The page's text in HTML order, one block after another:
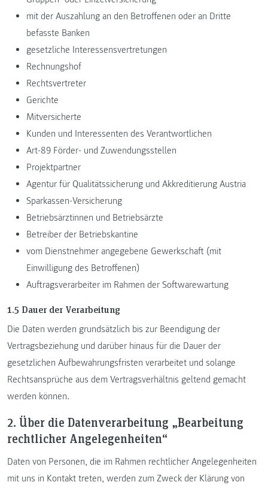
mit der Auszahlung an den Betroffenen oder an Dritte
befasste Banken
gesetzliche Interessensvertretungen
Rechnungshof
Rechtsvertreter
Gerichte
Mitversicherte
Kunden und Interessenten des Verantwortlichen
Art-89 Förder- und Zuwendungsstellen
Projektpartner
Agentur für Qualitätssicherung und Akkreditierung Austria
Sparkassen-Versicherung
Betriebsärztinnen und Betriebsärzte
Betreiber der Betriebskantine
vom Dienstnehmer angegebene Gewerkschaft (mit
Einwilligung des Betroffenen)
Auftragsverarbeiter im Rahmen der Softwarewartung
1.5 Dauer der Verarbeitung
Die Daten werden grundsätzlich bis zur Beendigung der
Vertragsbeziehung und darüber hinaus für die Dauer der
gesetzlichen Aufbewahrungsfristen verarbeitet und solange
Rechtsansprüche aus dem Vertragsverhältnis geltend gemacht
werden können.
2. Über die Datenverarbeitung „Bearbeitung
rechtlicher Angelegenheiten“
Daten von Personen, die im Rahmen rechtlicher Angelegenheiten
mit uns in Kontakt treten, werden zum Zweck der Klärung von